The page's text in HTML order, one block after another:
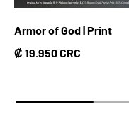
Armor of God | Print
Precio normal
₡ 19.950 CRC